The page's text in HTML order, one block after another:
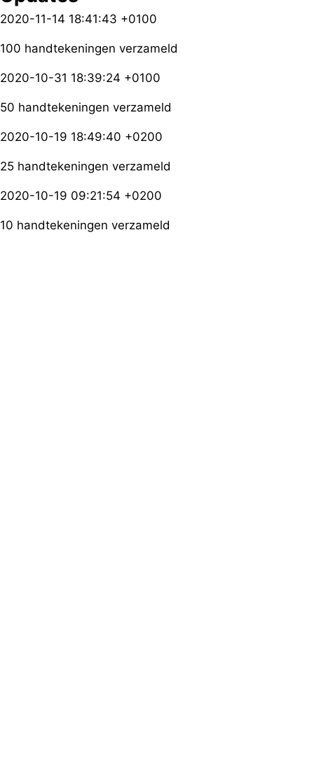
2020-11-14 18:41:43 +0100
100 handtekeningen verzameld
2020-10-31 18:39:24 +0100
50 handtekeningen verzameld
2020-10-19 18:49:40 +0200
25 handtekeningen verzameld
2020-10-19 09:21:54 +0200
10 handtekeningen verzameld